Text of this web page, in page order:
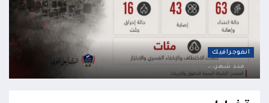
انفوجرافيك
منذ شهر